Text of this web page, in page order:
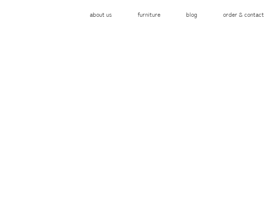
about us furniture blog order & contact